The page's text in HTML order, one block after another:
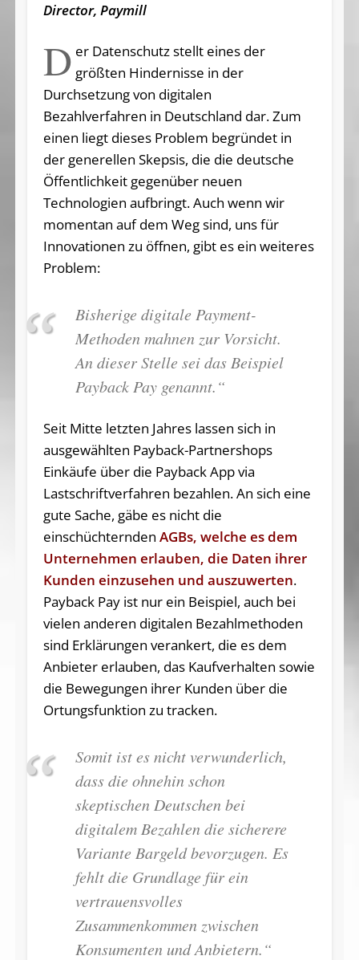
Director, Paymill
D er Datenschutz stellt eines der
größten Hindernisse in der
Durchsetzung von digitalen
Bezahlverfahren in Deutschland dar. Zum
einen liegt dieses Problem begründet in
der generellen Skepsis, die die deutsche
Öffentlichkeit gegenüber neuen
Technologien aufbringt. Auch wenn wir
momentan auf dem Weg sind, uns für
Innovationen zu öffnen, gibt es ein weiteres
Problem:
Bisherige digitale Payment-
Methoden mahnen zur Vorsicht.
An dieser Stelle sei das Beispiel
Payback Pay genannt.“
Seit Mitte letzten Jahres lassen sich in
ausgewählten Payback-Partnershops
Einkäufe über die Payback App via
Lastschriftverfahren bezahlen. An sich eine
gute Sache, gäbe es nicht die
einschüchternden AGBs, welche es dem
Unternehmen erlauben, die Daten ihrer
Kunden einzusehen und auszuwerten.
Payback Pay ist nur ein Beispiel, auch bei
vielen anderen digitalen Bezahlmethoden
sind Erklärungen verankert, die es dem
Anbieter erlauben, das Kaufverhalten sowie
die Bewegungen ihrer Kunden über die
Ortungsfunktion zu tracken.
Somit ist es nicht verwunderlich,
dass die ohnehin schon
skeptischen Deutschen bei
digitalem Bezahlen die sicherere
Variante Bargeld bevorzugen. Es
fehlt die Grundlage für ein
vertrauensvolles
Zusammenkommen zwischen
Konsumenten und Anbietern.“